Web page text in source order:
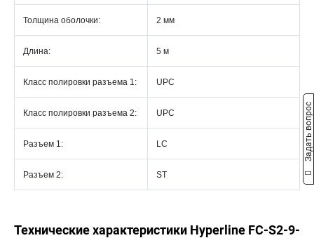
Толщина оболочки: 2 мм
Длина: 5 м
Класс полировки разъема 1: UPC
Класс полировки разъема 2: UPC
Разъем 1: LC
Разъем 2: ST
Технические характеристики Hyperline FC-S2-9-
Задать вопрос